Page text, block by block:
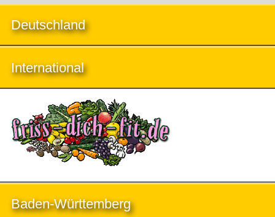
Deutschland
International
Baden-Württemberg